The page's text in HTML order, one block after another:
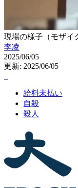
現場の様子（モザイ
李凌
2025/06/05
更新: 2025/06/05
給料未払い
自殺
殺人